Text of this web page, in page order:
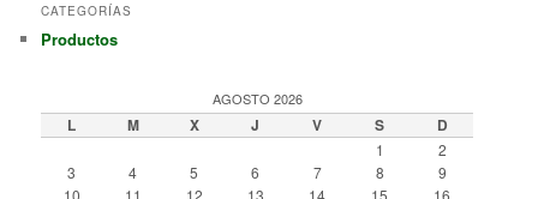
CATEGORÍAS
Productos
AGOSTO 2026
L M X J V S D
1
2
3
4 5 6 7 8
9
10
11 12 13 14 15
16